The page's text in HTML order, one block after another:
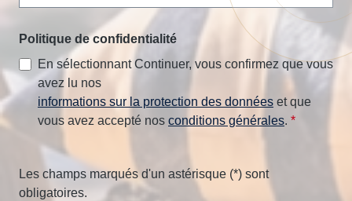
Politique de confidentialité
En sélectionnant Continuer, vous confirmez que vous
avez lu nos
informations sur la protection des données et que
vous avez accepté nos conditions générales. *
Les champs marqués d'un astérisque (*) sont
obligatoires.